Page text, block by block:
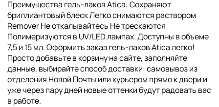
изображений
Преимущества гель-лаков Atica: Сохраняют
бриллиантовый блеск Легко снимаются раствором
Remover Не откалывайтесь Не трескаются
Полимеризуются в UV/LED лампах. Доступны в объеме
7,5 и 15 мл. Оформить заказ гель-лаков Atica легко!
Просто добавьте в корзину на сайте, заполняйте
данные, выбирайте способ доставки: самовывоз из
отделения Новой Почты или курьером прямо к двери и
уже через пару дней новые оттенки будут радовать вас
в работе.